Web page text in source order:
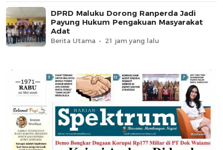
DPRD Maluku Dorong Ranperda Jadi
Payung Hukum Pengakuan Masyarakat
Adat
Berita Utama 21 jam yang lalu